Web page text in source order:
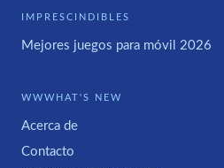
IMPRESCINDIBLES
Mejores juegos para móvil 2026
WWWHAT'S NEW
Acerca de
Contacto